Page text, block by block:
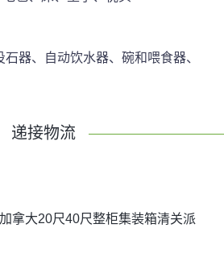
器、自动饮水器、碗和喂食器、
递接物流
拿大20尺40尺整柜集装箱清关派